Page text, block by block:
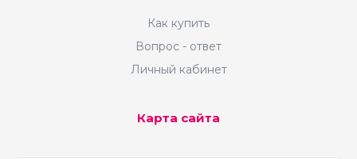
Как купить
Вопрос - ответ
Личный кабинет
Карта сайта